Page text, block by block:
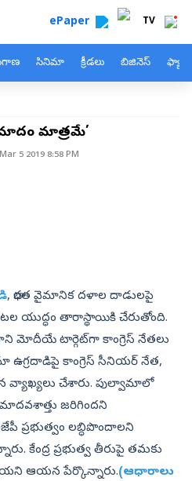
ePaper TV
సినిమా క్రీడలు బిజినెస్
మాత్రమే’
Mar 5 2019 8:58 PM
, భారత వైమానిక దళాల దాడులపై
యుద్ధం తారాస్థాయికి చేరుతోంది.
మోదీయే టార్గెట్‌గా కాంగ్రెస్‌ నేతలు
ఉగ్రదాడిపై కాంగ్రెస్‌ సీనియర్‌ నేత,
వ్యాఖ్యలు చేశారు. పుల్వామాలో
జరిగిందని
ప్రభుత్వం లబ్ధిపొందాలని
కేంద్ర ప్రభుత్వ తీరుపై తమకు
ఆయన పేర్కొన్నారు.(ఆధారాలు